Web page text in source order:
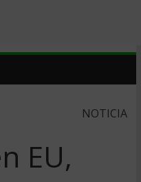
NOTICIA
EU,